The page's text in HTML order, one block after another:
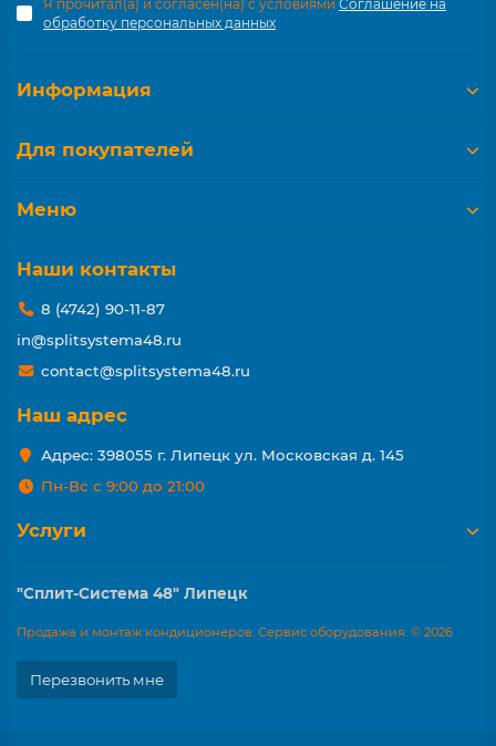
Я прочитал(а) и согласен(на) с условиями Соглашение на
обработку персональных данных
Информация
Для покупателей
Меню
Наши контакты
8 (4742) 90-11-87
in@splitsystema48.ru
contact@splitsystema48.ru
Наш адрес
Адрес: 398055 г. Липецк ул. Московская д. 145
Пн-Вс с 9:00 до 21:00
Услуги
"Сплит-Система 48" Липецк
Продажа и монтаж кондиционеров. Сервис оборудования. © 2026
Перезвонить мне